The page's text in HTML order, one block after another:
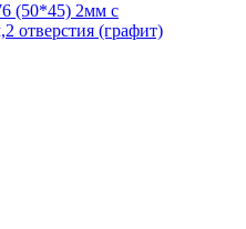
(50*45) 2мм с
отверстия (графит)